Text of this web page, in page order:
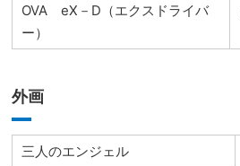
OVA eX－D（エクスドライバ
ー）
外画
三人のエンジェル